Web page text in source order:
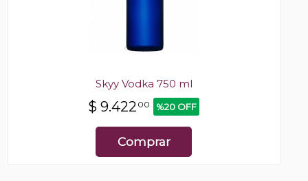
Skyy Vodka 750 ml
$ 9.422 00 %20 OFF
Comprar